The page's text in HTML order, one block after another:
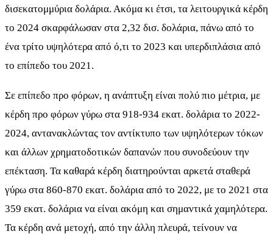
δισεκατομμύρια δολάρια. Ακόμα κι έτσι, τα λειτουργικά κέρδη
το 2024 σκαρφάλωσαν στα 2,32 δισ. δολάρια, πάνω από το
ένα τρίτο υψηλότερα από ό,τι το 2023 και υπερδιπλάσια από
το επίπεδο του 2021.
Σε επίπεδο προ φόρων, η ανάπτυξη είναι πολύ πιο μέτρια, με
κέρδη προ φόρων γύρω στα 918-934 εκατ. δολάρια το 2022-
2024, αντανακλώντας τον αντίκτυπο των υψηλότερων τόκων
και άλλων χρηματοδοτικών δαπανών που συνοδεύουν την
επέκταση. Τα καθαρά κέρδη διατηρούνται αρκετά σταθερά
γύρω στα 860-870 εκατ. δολάρια από το 2022, με το 2021 στα
359 εκατ. δολάρια να είναι ακόμη και σημαντικά χαμηλότερα.
Τα κέρδη ανά μετοχή, από την άλλη πλευρά, τείνουν να